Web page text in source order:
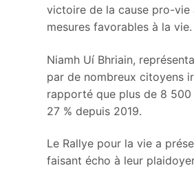
victoire de la cause pro-vie
mesures favorables à la vie.
Niamh Uí Bhriain,
par de nombreux citoyens
rapporté que plus de 8
27 % depuis 2019.
Le Rallye pour la vie a
faisant écho à leur